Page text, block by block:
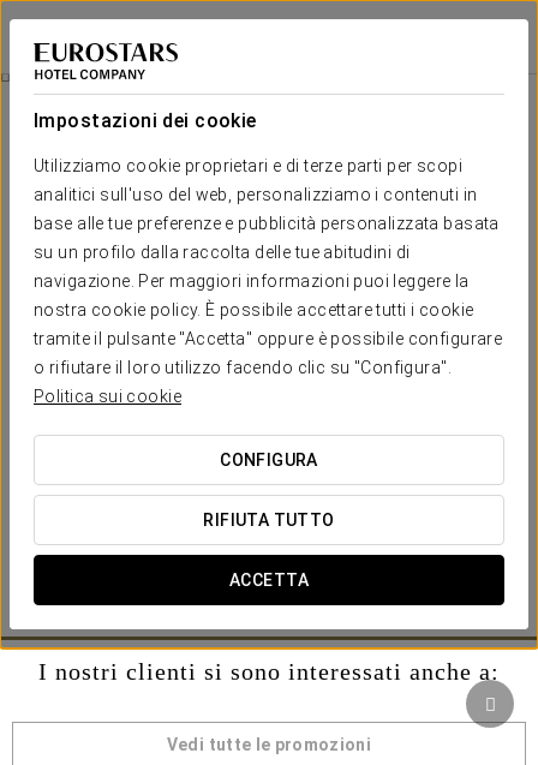
Impostazioni dei cookie
Utilizziamo cookie proprietari e di terze parti per scopi
analitici sull'uso del web, personalizziamo i contenuti in
base alle tue preferenze e pubblicità personalizzata basata
su un profilo dalla raccolta delle tue abitudini di
navigazione. Per maggiori informazioni puoi leggere la
nostra cookie policy. È possibile accettare tutti i cookie
tramite il pulsante "Accetta" oppure è possibile configurare
o rifiutare il loro utilizzo facendo clic su "Configura".
Politica sui cookie
CONFIGURA
RIFIUTA TUTTO
ACCETTA
Eurostars i-Hotel
MADRID - POZUELO DE ALARCÓN
Esperienza Romantica
15 €
Esperienza Romantica
Goditi il ​​romanticismo in stile madrileno e approfitta della
nostra esperienza romantica.
Include:
-Check-out tardivo fino alle 14:00 (in base alla disponibilità).
I nostri clienti si sono interessati anche a:
Vedi tutte le promozioni